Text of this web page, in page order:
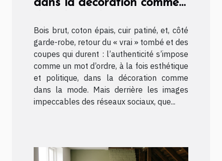
dans la décoration comme
Bois brut, coton épais, cuir patiné, et, côté
garde-robe, retour du « vrai » tombé et des
coupes qui durent : l’authenticité s’impose
comme un mot d’ordre, à la fois esthétique
et politique, dans la décoration comme
dans la mode. Mais derrière les images
impeccables des réseaux sociaux, que...